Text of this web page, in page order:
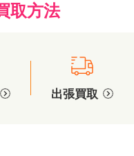
取方法
出張買取